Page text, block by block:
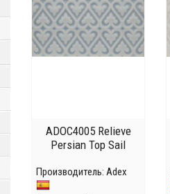
ADOC4005 Relieve
Persian Top Sail
Производитель: Adex